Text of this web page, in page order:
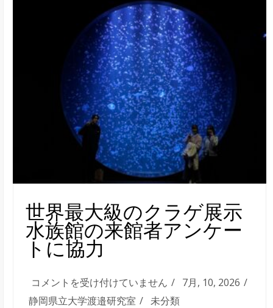
ー
調
査
を
実
施
は
世界最大級のクラゲ展示
水族館の来館者アンケー
トに協力
世
界
コメントを受け付けていません
7月, 10, 2026
静岡県立大学渡邉研究室
未分類